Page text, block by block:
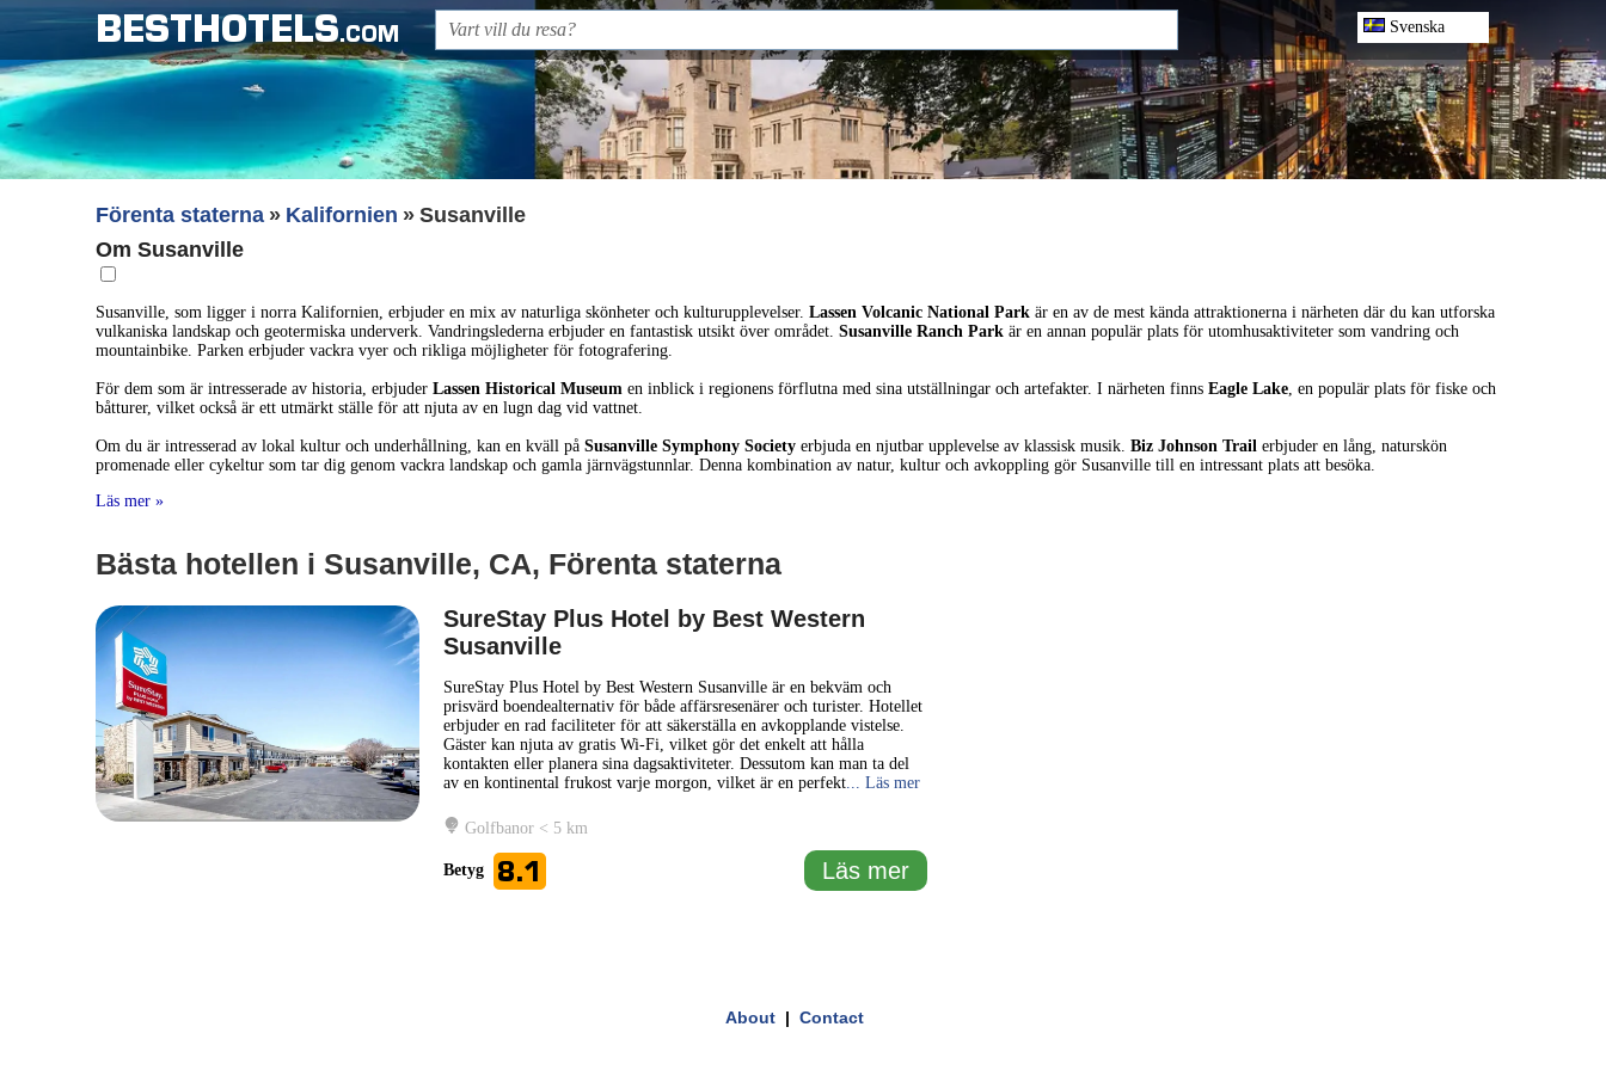
BESTHOTELS.COM Svenska
Förenta staterna Kalifornien
Susanville
Om Susanville
Susanville, som ligger i norra Kalifornien, erbjuder en mix av naturliga skönheter och kulturupplevelser.Lassen Volcanic National Park är en av de mest kända attraktionerna i närheten där du kan utforska
vulkaniska landskap och geotermiska underverk. Vandringslederna erbjuder en fantastisk utsikt över området.Susanville Ranch Park är en annan populär plats för utomhusaktiviteter som vandring och
mountainbike. Parken erbjuder vackra vyer och rikliga möjligheter för fotografering.
För dem som är intresserade av historia, erbjuderLassen Historical Museum en inblick i regionens förflutna med sina utställningar och artefakter. I närheten finnsEagle Lake, en populär plats för fiske och
båtturer, vilket också är ett utmärkt ställe för att njuta av en lugn dag vid vattnet.
Om du är intresserad av lokal kultur och underhållning, kan en kväll påSusanville Symphony Society erbjuda en njutbar upplevelse av klassisk musik.Biz Johnson Trail erbjuder en lång, naturskön
promenade eller cykeltur som tar dig genom vackra landskap och gamla järnvägstunnlar. Denna kombination av natur, kultur och avkoppling gör Susanville till en intressant plats att besöka.
Läs mer »
Bästa hotellen i Susanville, CA, Förenta staterna
SureStay Plus Hotel by Best Western
Susanville
SureStay Plus Hotel by Best Western Susanville är en bekväm och
prisvärd boendealternativ för både affärsresenärer och turister. Hotellet
erbjuder en rad faciliteter för att säkerställa en avkopplande vistelse.
Gäster kan njuta av gratis Wi-Fi, vilket gör det enkelt att hålla
kontakten eller planera sina dagsaktiviteter. Dessutom kan man ta del
av en kontinental frukost varje morgon, vilket är en perfekt... Läs mer
Golfbanor < 5 km
Betyg 8.1 Läs mer
About |Contact